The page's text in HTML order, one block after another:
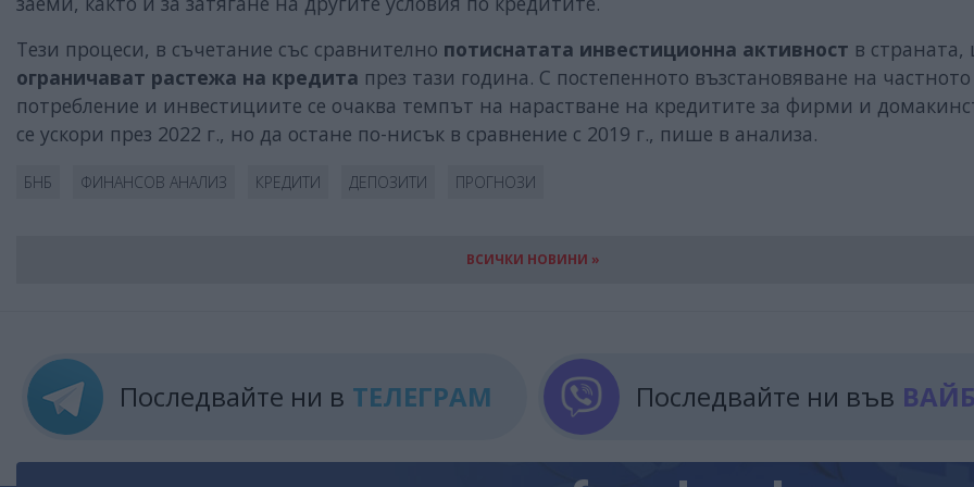
Тези процеси, в съчетание със сравнително потиснатата инвестиционна активност в страната,
ограничават растежа на кредита през тази година. С постепенното възстановяване на частното
потребление и инвестициите се очаква темпът на нарастване на кредитите за фирми и
се ускори през 2022 г., но да остане по-нисък в сравнение с 2019 г., пише в анализа.
БНБ ФИНАНСОВ АНАЛИЗ КРЕДИТИ ДЕПОЗИТИ ПРОГНОЗИ
ВСИЧКИ НОВИНИ »
Последвайте ни в ТЕЛЕГРАМ Последвайте ни във